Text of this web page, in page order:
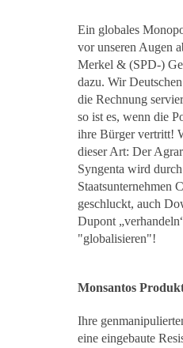
Ein globales
vor unseren Augen
Merkel & (SPD-)
dazu. Wir
die Rechnung
so ist es, wenn die
ihre Bürger vertritt!
dieser Art: Der
Syngenta wird
Staatsunternehmen
geschluckt, auch
Dupont
"globalisieren"!
Monsantos
Ihre
eine eingebaute